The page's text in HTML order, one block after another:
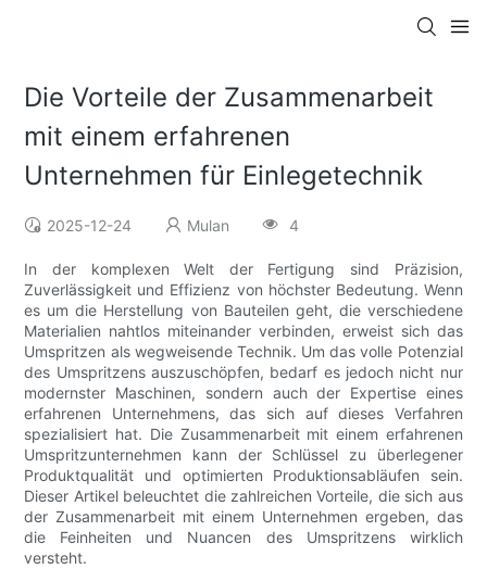
Die Vorteile der Zusammenarbeit
mit einem erfahrenen
Unternehmen für Einlegetechnik
2025-12-24 Mulan 4
In der komplexen Welt der Fertigung sind Präzision,
Zuverlässigkeit und Effizienz von höchster Bedeutung. Wenn
es um die Herstellung von Bauteilen geht, die verschiedene
Materialien nahtlos miteinander verbinden, erweist sich das
Umspritzen als wegweisende Technik. Um das volle Potenzial
des Umspritzens auszuschöpfen, bedarf es jedoch nicht nur
modernster Maschinen, sondern auch der Expertise eines
erfahrenen Unternehmens, das sich auf dieses Verfahren
spezialisiert hat. Die Zusammenarbeit mit einem erfahrenen
Umspritzunternehmen kann der Schlüssel zu überlegener
Produktqualität und optimierten Produktionsabläufen sein.
Dieser Artikel beleuchtet die zahlreichen Vorteile, die sich aus
der Zusammenarbeit mit einem Unternehmen ergeben, das
die Feinheiten und Nuancen des Umspritzens wirklich
versteht.